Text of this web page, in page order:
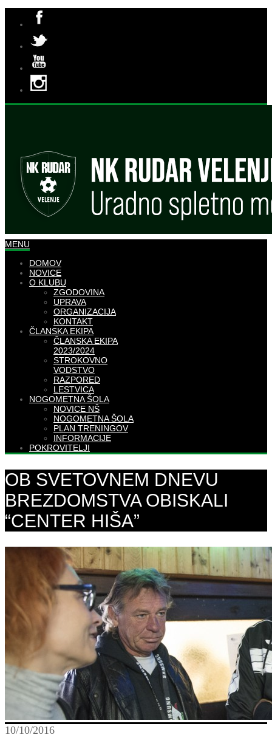
MENU
DOMOV
NOVICE
O KLUBU
ZGODOVINA
UPRAVA
ORGANIZACIJA
KONTAKT
ČLANSKA EKIPA
ČLANSKA EKIPA
2023/2024
STROKOVNO
VODSTVO
RAZPORED
LESTVICA
NOGOMETNA ŠOLA
NOVICE NŠ
NOGOMETNA ŠOLA
PLAN TRENINGOV
INFORMACIJE
POKROVITELJI
OB SVETOVNEM DNEVU
BREZDOMSTVA OBISKALI
“CENTER HIŠA”
10/10/2016